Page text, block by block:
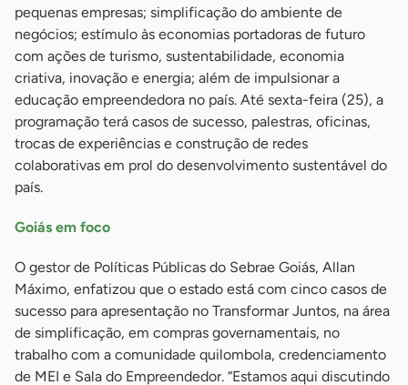
pequenas empresas; simplificação do ambiente de
negócios; estímulo às economias portadoras de futuro
com ações de turismo, sustentabilidade, economia
criativa, inovação e energia; além de impulsionar a
educação empreendedora no país. Até sexta-feira (25), a
programação terá casos de sucesso, palestras, oficinas,
trocas de experiências e construção de redes
colaborativas em prol do desenvolvimento sustentável do
país.
Goiás em foco
O gestor de Políticas Públicas do Sebrae Goiás, Allan
Máximo, enfatizou que o estado está com cinco casos de
sucesso para apresentação no Transformar Juntos, na área
de simplificação, em compras governamentais, no
trabalho com a comunidade quilombola, credenciamento
de MEI e Sala do Empreendedor. “Estamos aqui discutindo